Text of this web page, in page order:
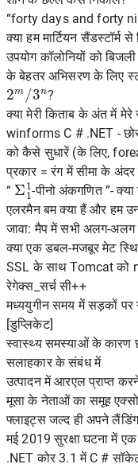
“forty days and forty
क्या हम मार्टियन सैंडस्टॉर्म
उपयोग कॉलोनियों को
के बेहतर अभिसरण के लिए
2m/3n
?
क्या मेरी किताब के अंत में
winforms C # .NET -
को कैसे सुधारें (के लिए,
प्रकार = रंग में सीमा के अंदर
“
Σ11
-पीनो अंकगणित ”-
एलरमैन बम क्या हैं और हम
जावा: मैप में सभी अलग-अलग
क्या एक डबल-मजबूर मेट
SSL के साथ Tomcat को
रेगेक्स_सर्च सी++
मध्ययुगीन समय में सड़कों पर
[डुप्लिकेट]
स्वास्थ्य समस्याओं के कारण
सलाहकार के संबंध में
उत्पादन में आरएल प्राप्त
मूसा के नेताओं का समूह
फ्लाइट्स जल्द ही अपने
मई 2019 सुरक्षा घटना में एक
.NET कोर 3.1 में C #